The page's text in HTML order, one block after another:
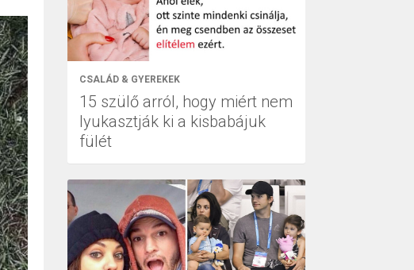
CSALÁD & GYEREKEK
15 szülő arról, hogy miért nem
lyukasztják ki a kisbabájuk
fülét